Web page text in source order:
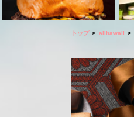
トップ allhawaii